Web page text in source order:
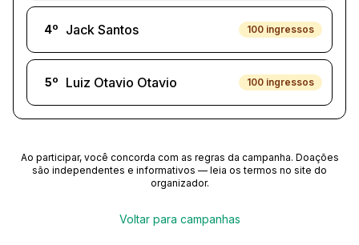
4º Jack Santos 100 ingressos
5º Luiz Otavio Otavio 100 ingressos
Ao participar, você concorda com as regras da campanha. Doações
são independentes e informativos — leia os termos no site do
organizador.
Voltar para campanhas